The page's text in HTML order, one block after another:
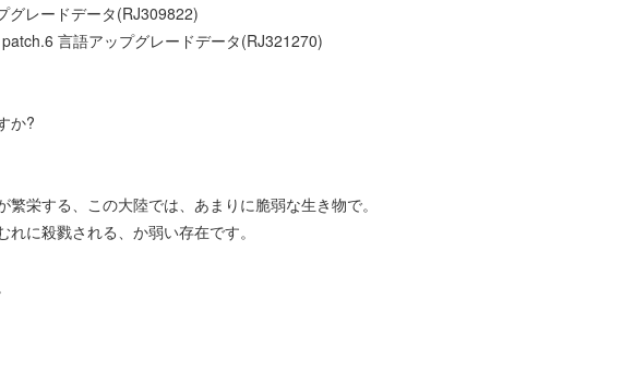
グレードデータ(RJ309822)
言語アップグレードデータ(RJ321270)
か?
栄する、この大陸では、あまりに脆弱な生き物で。
に殺戮される、か弱い存在です。